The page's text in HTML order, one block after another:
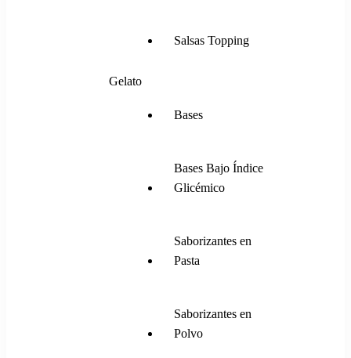
Salsas Topping
Gelato
Bases
Bases Bajo Índice
Glicémico
Saborizantes en
Pasta
Saborizantes en
Polvo